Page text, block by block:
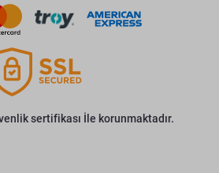
sertifikası İle korunmaktadır.